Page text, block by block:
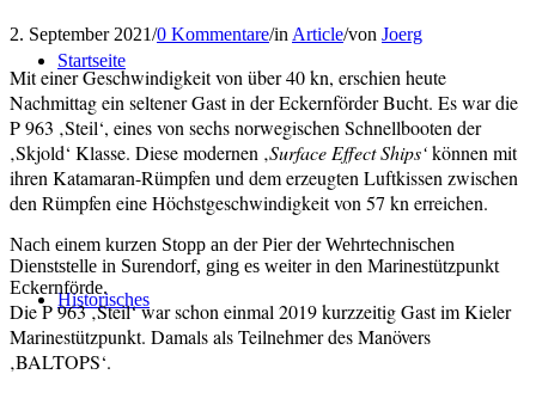
Startseite
Historisches
2. September 2021/0 Kommentare/in Article/von Joerg
Mit einer Geschwindigkeit von über 40 kn, erschien heute
Nachmittag ein seltener Gast in der Eckernförder Bucht. Es war die
P 963 ‚Steil‘, eines von sechs norwegischen Schnellbooten der
‚Skjold‘ Klasse. Diese modernen ‚Surface Effect Ships‘können mit
ihren Katamaran-Rümpfen und dem erzeugten Luftkissen zwischen
den Rümpfen eine Höchstgeschwindigkeit von 57 kn erreichen.
Nach einem kurzen Stopp an der Pier der Wehrtechnischen
Dienststelle in Surendorf, ging es weiter in den Marinestützpunkt
Eckernförde.
Die P 963 ‚Steil‘ war schon einmal 2019 kurzzeitig Gast im Kieler
Marinestützpunkt. Damals als Teilnehmer des Manövers
‚BALTOPS‘.